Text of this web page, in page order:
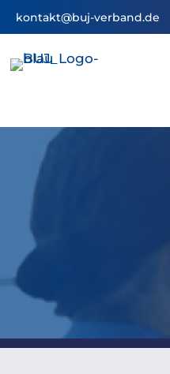
kontakt@buj-verband.de